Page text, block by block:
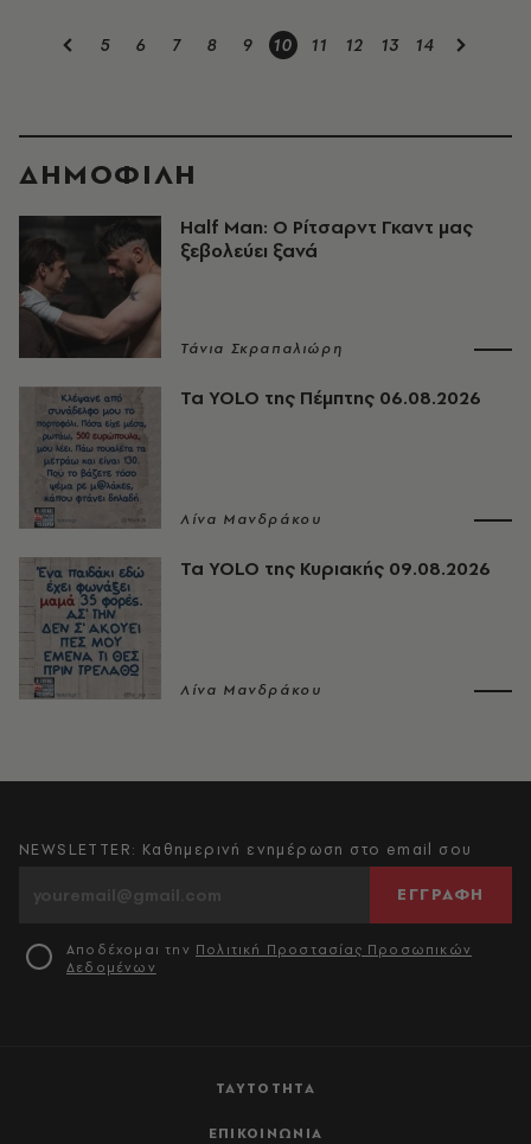
5 6 7 8 9 10 11 12 13 14
ΔΗΜΟΦΙΛΗ
Half Man: Ο Ρίτσαρντ Γκαντ μας
ξεβολεύει ξανά
Τάνια Σκραπαλιώρη
Τα YOLO της Πέμπτης 06.08.2026
Λίνα Μανδράκου
Τα YOLO της Κυριακής 09.08.2026
Λίνα Μανδράκου
ΤΑΥΤΟΤΗΤΑ
ΕΠΙΚΟΙΝΩΝΙΑ
NEWSLETTER: Καθημερινή ενημέρωση στο email σου
ΕΓΓΡΑΦΗ
Αποδέχομαι την Πολιτική Προστασίας Προσωπικών
Δεδομένων